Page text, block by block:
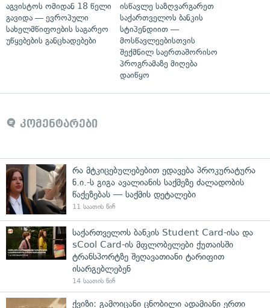
აგვისტოს ომიდან 18 წელი
გავიდა — ევროპული
სახელმწიფოების საგარეო
უწყებების განცხადებები
ისწავლე საზღვარგარეთ
საქართველოს ბანკის
სტიპენდიით —
მოსწავლეებისთვის
შექმნილ საერთაშორისო
პროგრამაზე მიღება
დაიწყო
კომენტარები
რა მტკიცებულებებით ედავება პროკურატურა
ნ.ი.-ს გიგა ავალიანის საქმეზე ძალადობის
წაქეზებას — საქმის დეტალები
11 საათის წინ
საქართველოს ბანკის Student Card-ისა და
sCool Card-ის მფლობელები ქუთაისში
ტრანსპორტზე შეღავათიანი ტარიფით
ისარგებლებენ
14 საათის წინ
ქვიზი: გამოიცანი ცნობილი ადამიანი ერთი